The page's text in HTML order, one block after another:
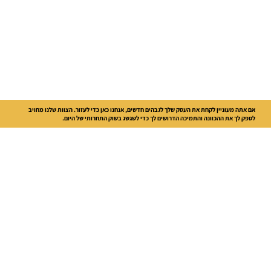
אם אתה מעוניין לקחת את העסק שלך לגבהים חדשים, אנחנו כאן כדי לעזור. הצוות שלנו מחויב
לספק לך את ההכוונה והתמיכה הדרושים לך כדי לשגשג בשוק התחרותי של היום.